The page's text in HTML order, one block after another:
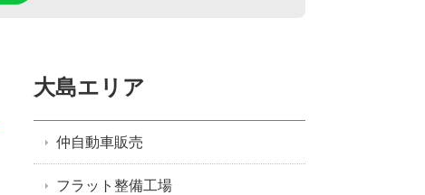
大島エリア
仲自動車販売
フラット整備工場